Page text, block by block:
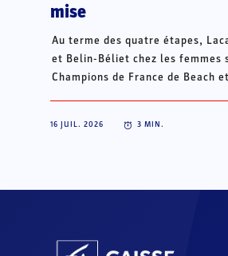
mise
Au terme des quatre étapes,
et Belin-Béliet chez les femmes
Champions de France de Beach
16 JUIL. 2026 3 MIN.